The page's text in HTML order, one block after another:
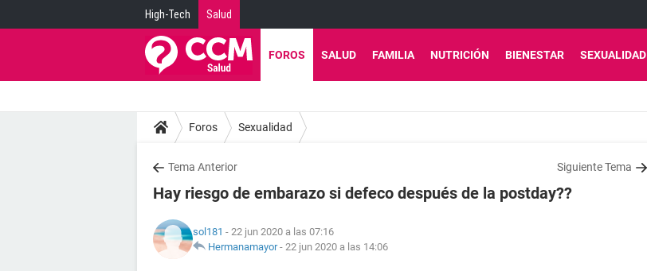
High-Tech Salud
FOROS SALUD FAMILIA NUTRICIÓN BIENESTAR SEXUALIDAD
Foros Sexualidad
Tema Anterior Siguiente Tema
Hay riesgo de embarazo si defeco después de la postday??
sol181 - 22 jun 2020 a las 07:16
Hermanamayor- 22 jun 2020 a las 14:06